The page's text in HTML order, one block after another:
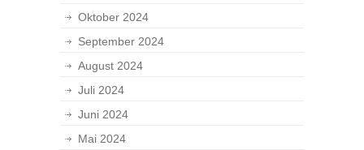
Oktober 2024
September 2024
August 2024
Juli 2024
Juni 2024
Mai 2024